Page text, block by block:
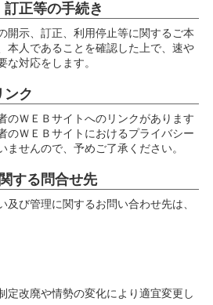
正等の手続き
開示、訂正、利用停止等に関するご本
本人であることを確認した上で、速や
な対応をします。
ンク
のＷＥＢサイトへのリンクがあります
のＷＥＢサイトにおけるプライバシー
ませんので、予めご了承ください。
する問合せ先
及び管理に関するお問い合わせ先は、
定改廃や情勢の変化により適宜変更し